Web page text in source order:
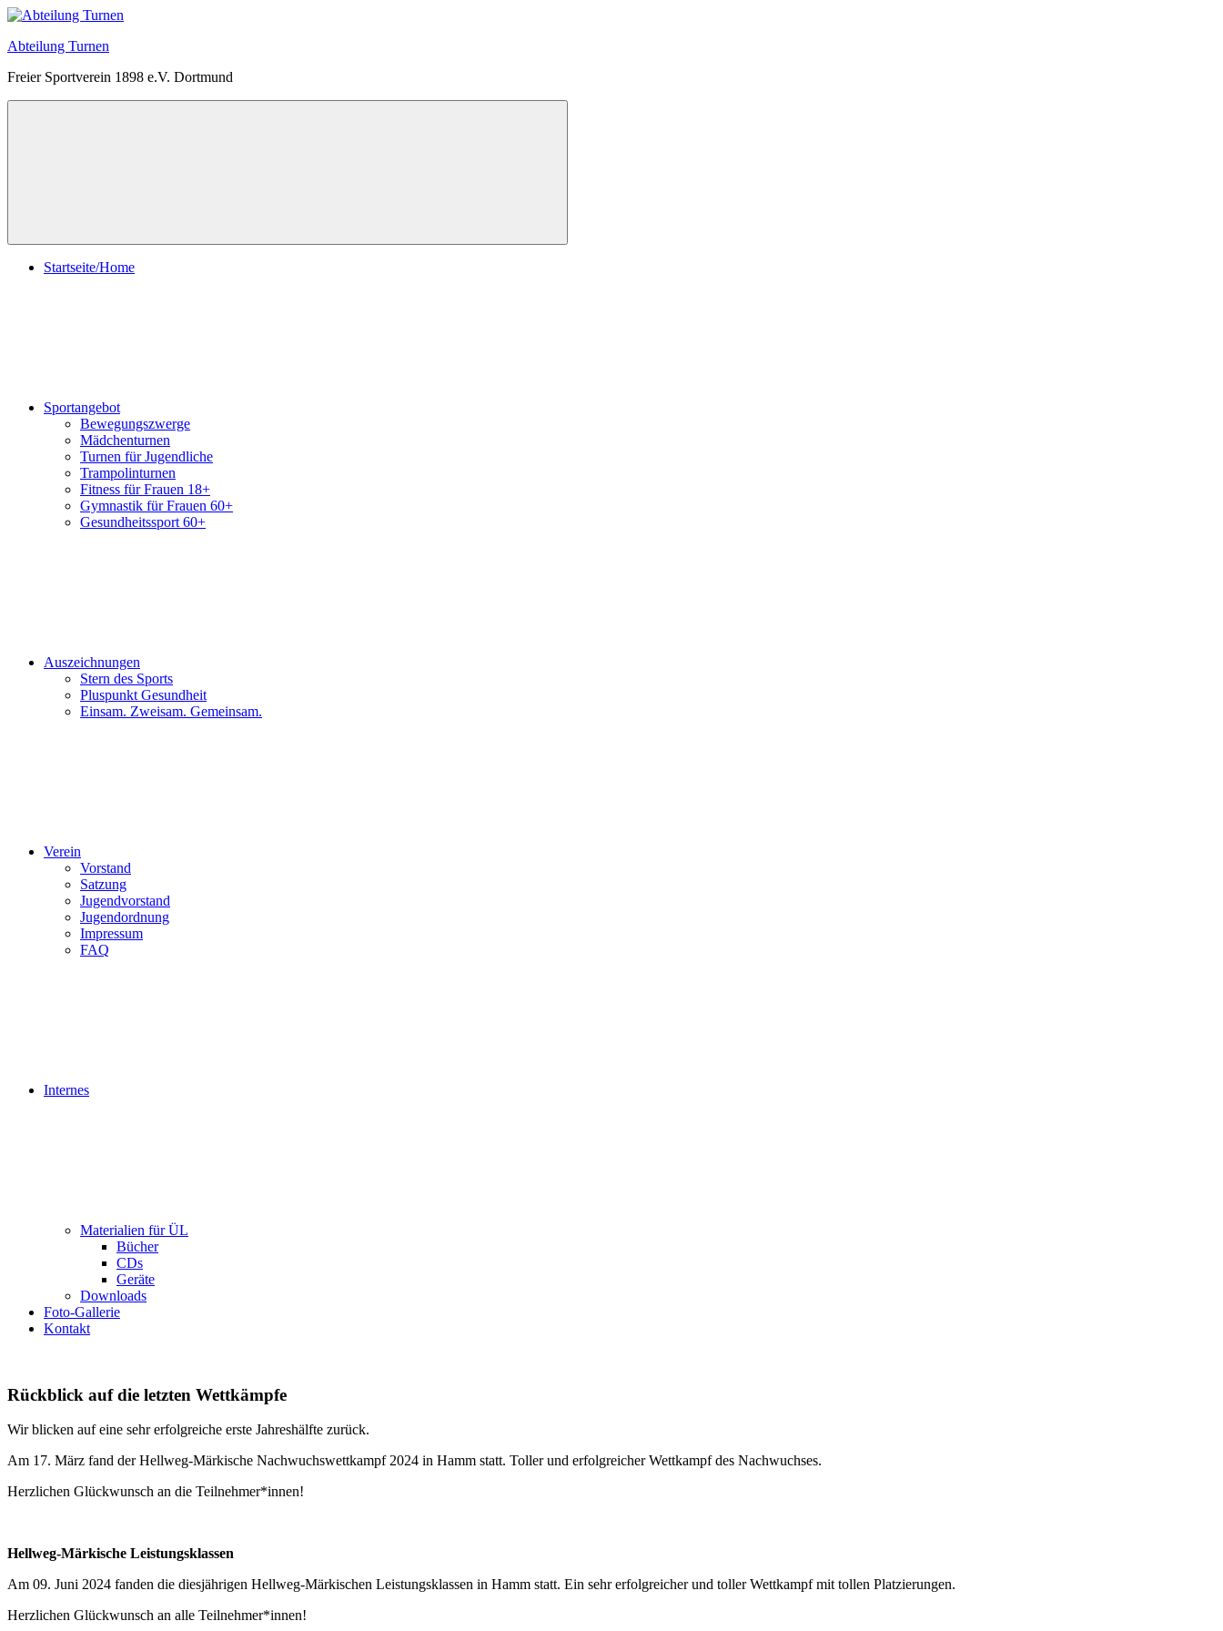
Zum
springen
Abteilung Turnen
Freier Sportverein 1898 e.V. Dortmund
Menü
Startseite/Home
Sportangebot
Bewegungszwerge
Mädchenturnen
Turnen für Jugendliche
Trampolinturnen
Fitness für Frauen 18+
Gymnastik für Frauen 60+
Gesundheitssport 60+
Auszeichnungen
Stern des Sports
Pluspunkt Gesundheit
Einsam. Zweisam. Gemeinsam.
Verein
Vorstand
Satzung
Jugendvorstand
Jugendordnung
Impressum
FAQ
Internes
Materialien für ÜL
Bücher
CDs
Geräte
Downloads
Foto-Gallerie
Kontakt
Rückblick auf die letzten Wettkämpfe
Wir blicken auf eine sehr erfolgreiche erste Jahreshälfte zurück.
Am 17. März fand der Hellweg-Märkische Nachwuchswettkampf 2024 in Hamm statt. Toller und erfolgreicher Wettkampf des Nachwuchses.
Herzlichen Glückwunsch an die Teilnehmer*innen!
Hellweg-Märkische Leistungsklassen
Am 09. Juni 2024 fanden die diesjährigen Hellweg-Märkischen Leistungsklassen in Hamm statt. Ein sehr erfolgreicher und toller Wettkampf mit tollen Platzierungen.
Herzlichen Glückwunsch an alle Teilnehmer*innen!